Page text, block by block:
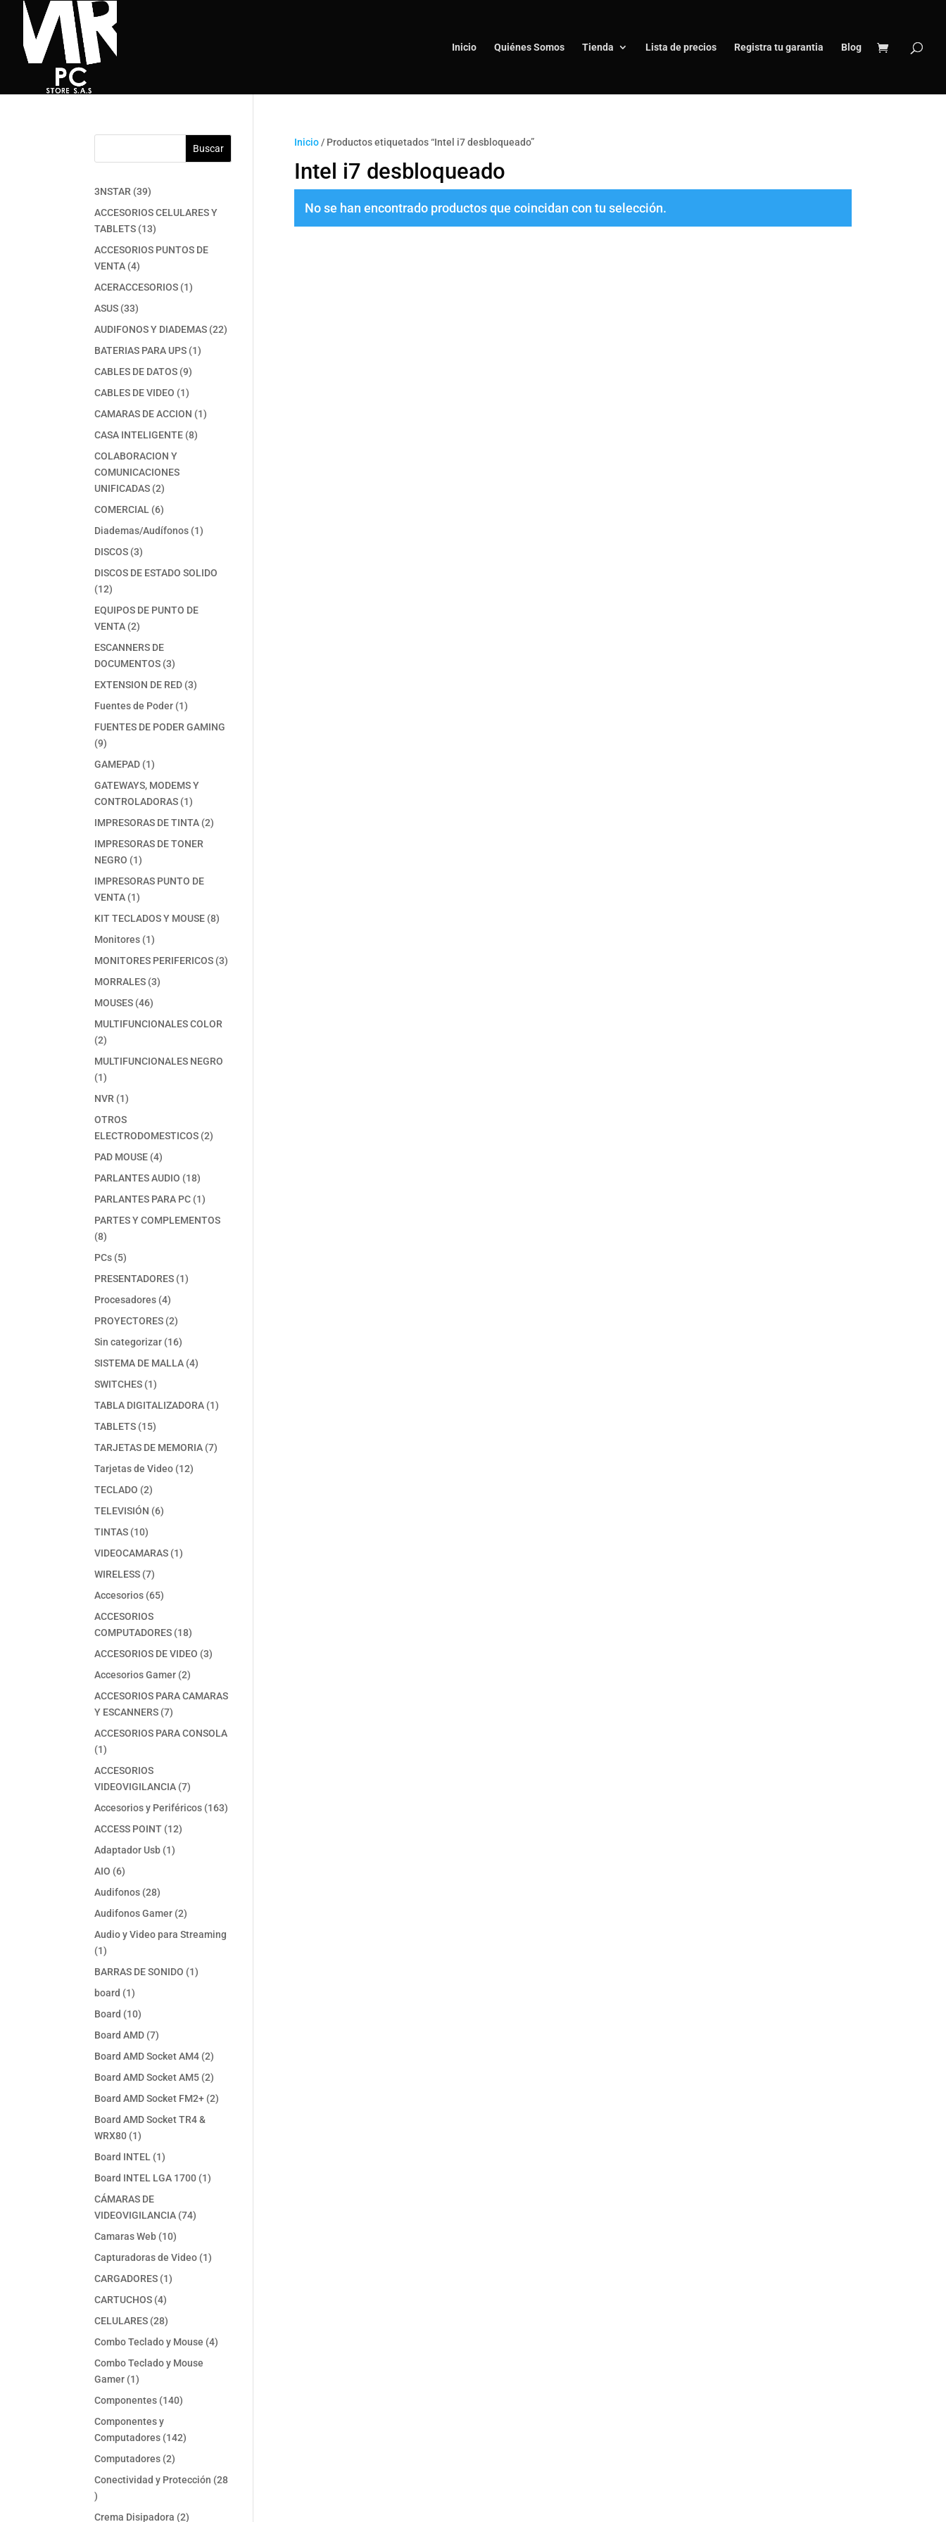
Inicio Quiénes Somos Tienda Lista de precios Registra tu garantia Blog
Inicio/ Productos etiquetados “Intel i7 desbloqueado”
Intel i7 desbloqueado
No se han encontrado productos que coincidan con tu selección.
Buscar
3NSTAR 3939
productos
ACCESORIOS CELULARES Y
TABLETS 1313
productos
ACCESORIOS PUNTOS DE
VENTA 44
productos
ACERACCESORIOS 11
ASUS 3333
productos
AUDIFONOS Y DIADEMAS 2222
BATERIAS PARA UPS 11
CABLES DE DATOS 99
CABLES DE VIDEO 11
producto
CAMARAS DE ACCION 11
CASA INTELIGENTE 88
COLABORACION Y
COMUNICACIONES
UNIFICADAS 22
productos
COMERCIAL 66
productos
Diademas/Audífonos 11
DISCOS 33
productos
DISCOS DE ESTADO SOLIDO
1212
productos
EQUIPOS DE PUNTO DE
VENTA 22
productos
ESCANNERS DE
DOCUMENTOS 33
productos
EXTENSION DE RED 33
Fuentes de Poder 11
producto
FUENTES DE PODER GAMING
99
productos
GAMEPAD 11
producto
GATEWAYS, MODEMS Y
CONTROLADORAS 11
producto
IMPRESORAS DE TINTA 22
IMPRESORAS DE TONER
NEGRO
11
producto
IMPRESORAS PUNTO DE
VENTA 11
producto
KIT TECLADOS Y MOUSE 88
Monitores 11
producto
MONITORES PERIFERICOS 33
MORRALES 33
MOUSES 4646
productos
MULTIFUNCIONALES COLOR
22
productos
MULTIFUNCIONALES NEGRO
11
producto
NVR 11
producto
OTROS
ELECTRODOMESTICOS 22
PAD MOUSE 44
productos
PARLANTES AUDIO 1818
productos
PARLANTES PARA PC 11
producto
PARTES Y COMPLEMENTOS
88
productos
PCs 55
productos
PRESENTADORES 11
Procesadores 44
productos
PROYECTORES 22
productos
Sin categorizar 1616
productos
SISTEMA DE MALLA 44
SWITCHES 11
producto
TABLA DIGITALIZADORA 11
TABLETS 1515
productos
TARJETAS DE MEMORIA 77
Tarjetas de Video 1212
TECLADO 22
productos
TELEVISIÓN 66
TINTAS 1010
productos
VIDEOCAMARAS 11
WIRELESS 77
productos
Accesorios 6565
ACCESORIOS
COMPUTADORES 1818
productos
ACCESORIOS DE VIDEO 33
Accesorios Gamer 22
productos
ACCESORIOS PARA CAMARAS
Y ESCANNERS 77
productos
ACCESORIOS PARA CONSOLA
11
producto
ACCESORIOS
VIDEOVIGILANCIA 77
productos
Accesorios y Periféricos 163163
ACCESS POINT 1212
Adaptador Usb 11
AIO 66
productos
Audifonos 2828
productos
Audifonos Gamer 22
productos
Audio y Video para Streaming
11
producto
BARRAS DE SONIDO 11
board 11
producto
Board 1010
productos
Board AMD 77
productos
Board AMD Socket AM4 22
productos
Board AMD Socket AM5 22
productos
Board AMD Socket FM2+ 22
Board AMD Socket TR4 &
WRX80 11
producto
Board INTEL 11
producto
Board INTEL LGA 1700 11
CÁMARAS DE
VIDEOVIGILANCIA 7474
Camaras Web 1010
productos
Capturadoras de Video 11
CARGADORES 11
CARTUCHOS 44
productos
CELULARES 2828
productos
Combo Teclado y Mouse 44
Combo Teclado y Mouse
Gamer 11
producto
Componentes 140140
Componentes y
Computadores 142142
Computadores 22
productos
Conectividad y Protección 28
28
productos
Crema Disipadora 22